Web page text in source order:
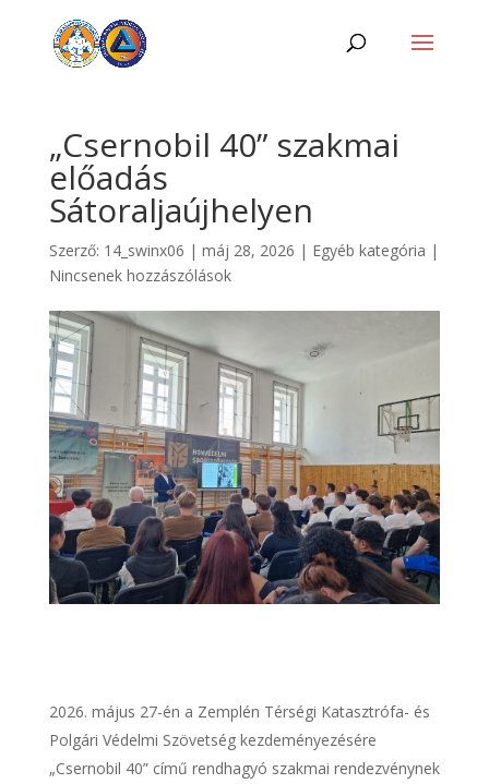
„Csernobil 40” szakmai
előadás
Sátoraljaújhelyen
Szerző: 14_swinx06 | máj 28, 2026 | Egyéb kategória |
Nincsenek hozzászólások
május 27-én a Zemplén Térségi Katasztrófa- és
Polgári Védelmi Szövetség kezdeményezésére
„Csernobil 40” című rendhagyó szakmai rendezvénynek